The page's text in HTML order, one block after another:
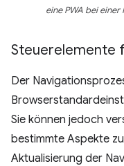
eine PWA bei
Steuerelemente
Der
Sie können jedoch
bestimmte Aspekte
Aktualisierung der